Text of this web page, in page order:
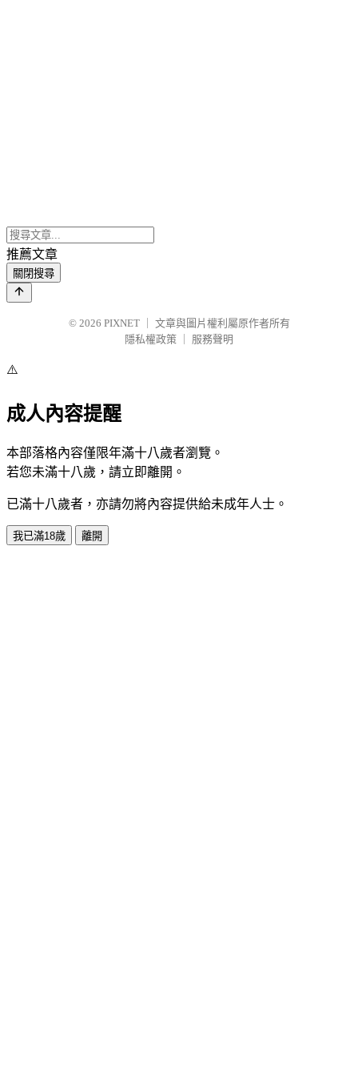
推薦文章
關閉搜尋
© 2026 PIXNET
文章與圖片權利屬原作者所有
隱私權政策
服務聲明
⚠️
成人內容提醒
本部落格內容僅限年滿十八歲者瀏覽。
若您未滿十八歲，請立即離開。
已滿十八歲者，亦請勿將內容提供給未成年人士。
我已滿18歲 離開